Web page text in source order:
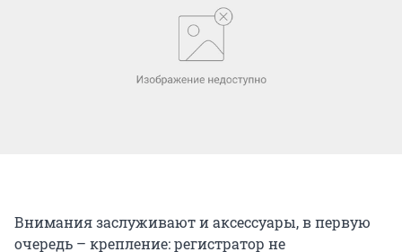
Внимания заслуживают и аксессуары, в первую
очередь – крепление: регистратор не